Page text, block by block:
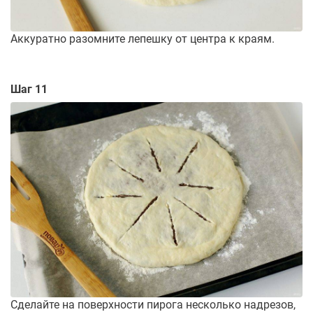
Аккуратно разомните лепешку от центра к краям.
Шаг 11
Сделайте на поверхности пирога несколько надрезов,